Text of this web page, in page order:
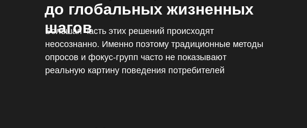
до глобальных жизненных
шагов
Большая часть этих решений происходят
неосознанно. Именно поэтому традиционные методы
опросов и фокус-групп часто не показывают
реальную картину поведения потребителей